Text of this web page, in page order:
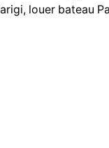
louer bateau